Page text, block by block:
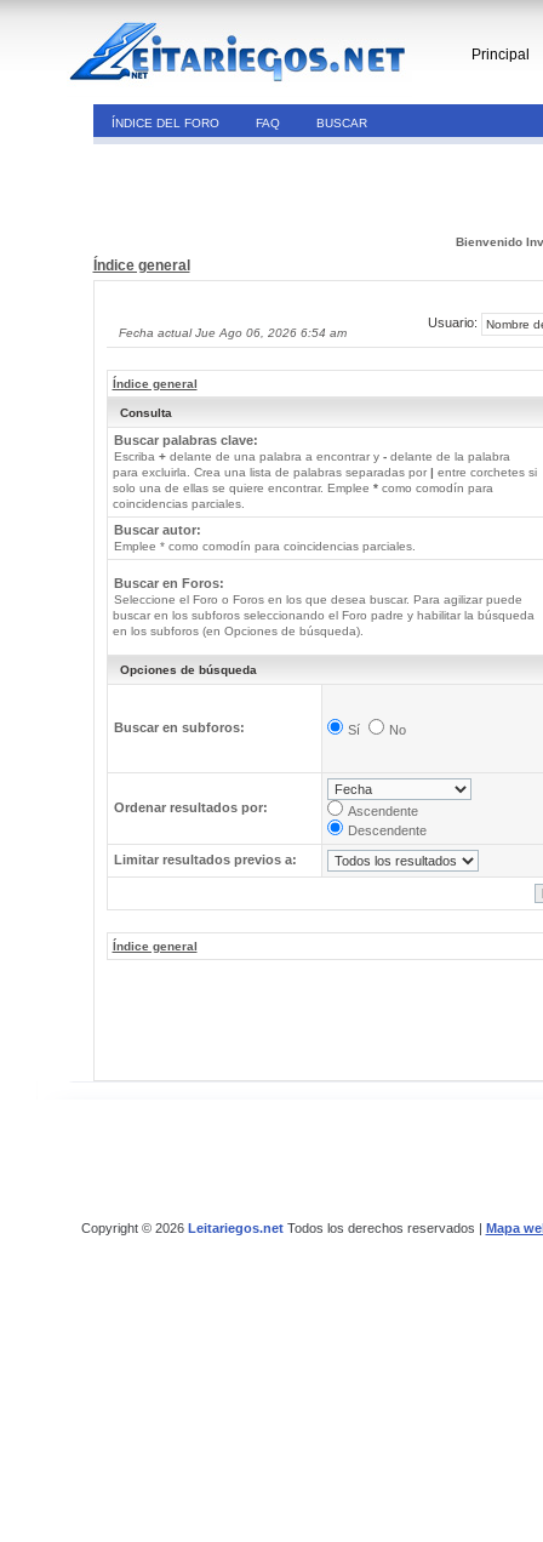
Principal
ÍNDICE DEL FORO FAQ BUSCAR
Bienvenido
Índice general
Fecha actual Jue Ago 06, 2026 6:54 am
Usuario:
Índice general
Consulta
Buscar palabras clave:
Escriba +delante de una palabra a encontrar y -delante de la palabra
para excluirla. Crea una lista de palabras separadas por | entre corchetes si
solo una de ellas se quiere encontrar. Emplee *como comodín para
coincidencias parciales.
Buscar autor:
Emplee * como comodín para coincidencias parciales.
Buscar en Foros:
Seleccione el Foro o Foros en los que desea buscar. Para agilizar puede
buscar en los subforos seleccionando el Foro padre y habilitar la búsqueda
en los subforos (en Opciones de búsqueda).
Opciones de búsqueda
Buscar en subforos: Sí No
Ordenar resultados por:
Ascendente
Descendente
Limitar resultados previos a:
Índice general
Copyright © 2026 Leitariegos.netTodos los derechos reservados | Mapa